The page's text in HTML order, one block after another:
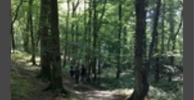
F.
G.
H.
J.
K.